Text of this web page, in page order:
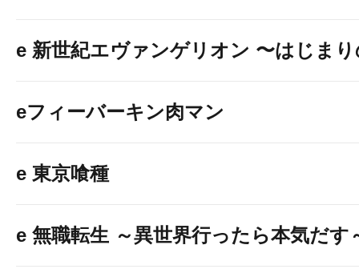
e 新世紀エヴァンゲリオン 〜はじま
eフィーバーキン肉マン
e 東京喰種
e 無職転生 ～異世界行ったら本気だす